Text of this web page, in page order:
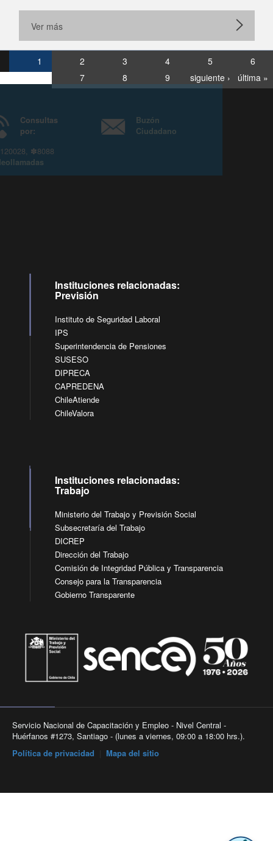
Ver más
1 2 3 4 5
6
7
8 9 siguiente › última »
Consultas
6007120028, ✽8088
yVideollamadas
Instituciones relacionadas:
Previsión
Instituto de Seguridad Laboral
IPS
Superintendencia de Pensiones
SUSESO
DIPRECA
CAPREDENA
ChileAtiende
ChileValora
Instituciones relacionadas:
Trabajo
Ministerio del Trabajo y Previsión Social
Subsecretaría del Trabajo
DICREP
Dirección del Trabajo
Comisión de Integridad Pública y Transparencia
Consejo para la Transparencia
Gobierno Transparente
Servicio Nacional de Capacitación y Empleo - Nivel Central -
Huérfanos #1273, Santiago - (lunes a viernes, 09:00 a 18:00 hrs.).
Política de privacidad
Mapa del sitio